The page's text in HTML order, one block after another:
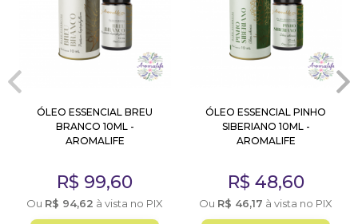
ÓLEO ESSENCIAL BREU
BRANCO 10ML -
AROMALIFE
R$ 99,60
Ou R$ 94,62 à vista no PIX
ÓLEO ESSENCIAL PINHO
SIBERIANO 10ML -
AROMALIFE
R$ 48,60
Ou R$ 46,17 à vista no PIX